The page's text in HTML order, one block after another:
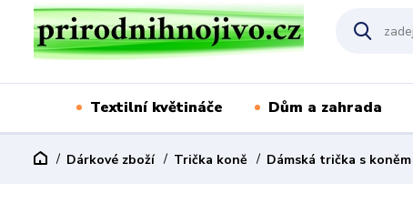
Textilní květináče Dům a zahrada
Dárkové zboží Trička koně Dámská trička s koněm